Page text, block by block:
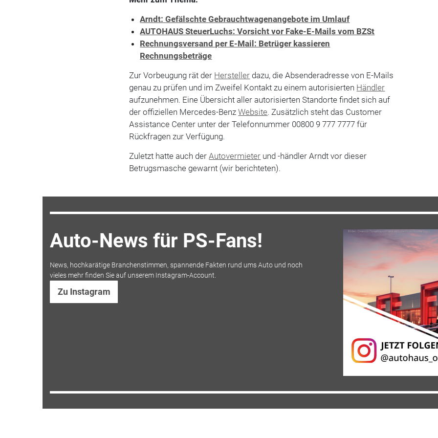
Arndt: Gefälschte Gebrauchtwagenangebote im Umlauf
AUTOHAUS SteuerLuchs: Vorsicht vor Fake-E-Mails vom BZSt
Rechnungsversand per E-Mail: Betrüger kassieren
Rechnungsbeträge
Zur Vorbeugung rät der Hersteller dazu, die Absenderadresse von E-Mails
genau zu prüfen und im Zweifel Kontakt zu einem autorisierten Händler
aufzunehmen. Eine Übersicht aller autorisierten Standorte findet sich auf
der offiziellen Mercedes-BenzWebsite. Zusätzlich steht das Customer
Assistance Center unter der Telefonnummer 00800 9 777 7777 für
Rückfragen zur Verfügung.
Zuletzt hatte auch derAutovermieter und -händler Arndt vor dieser
Betrugsmasche gewarnt (wir berichteten).
Auto-News für PS-Fans!
News, hochkarätige Branchenstimmen, spannende Fakten rund ums Auto und noch
vieles mehr finden Sie auf unserem Instagram-Account.
Zu Instagram